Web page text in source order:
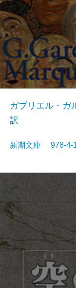
ガブリエル・ガ
訳
新潮文庫 978-